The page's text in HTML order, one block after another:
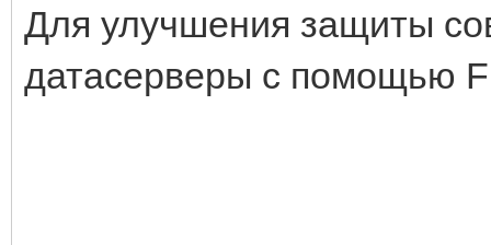
Для улучшения защиты
датасерверы с помощью